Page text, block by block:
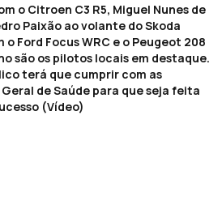
o Citroen C3 R5, Miguel Nunes de
Paixão ao volante do Skoda
o Ford Focus WRC e o Peugeot 208
são os pilotos locais em destaque.
terá que cumprir com as
de Saúde para que seja feita
(Vídeo)